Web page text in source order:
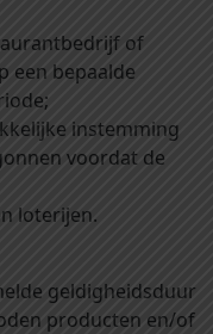
of
een bepaalde
instemming
voordat de
loterijen.
geldigheidsduur
producten en/of